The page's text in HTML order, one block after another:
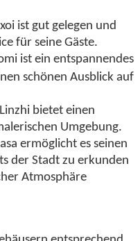
ist gut gelegen und
für seine Gäste.
ist ein entspannendes
schönen Ausblick auf
bietet einen
Umgebung.
ermöglicht es seinen
der Stadt zu erkunden
Atmosphäre